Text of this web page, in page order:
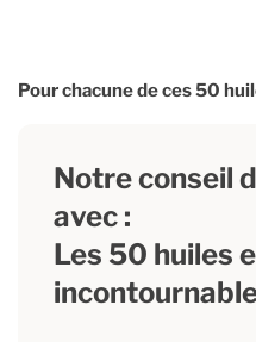
Pour chacune de ces 50
Notre conseil
avec :
Les 50 huiles